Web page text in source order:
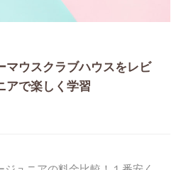
マウスクラブハウスをレビ
アで楽しく学習